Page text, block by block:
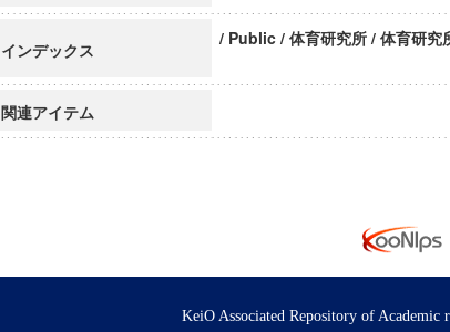
インデックス
/ Public / 体育研究所 / 体育研究
関連アイテム
KeiO Associated Repository of Academic